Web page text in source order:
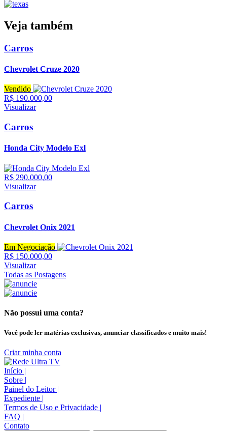
Veja também
Carros
Chevrolet Cruze 2020
Vendido
R$ 190.000,00
Visualizar
Carros
Honda City Modelo Exl
R$ 290.000,00
Visualizar
Carros
Chevrolet Onix 2021
Em Negociação
R$ 150.000,00
Visualizar
Todas as Postagens
Não possui uma conta?
Você pode ler matérias exclusivas, anunciar classificados e muito mais!
Criar minha conta
Início |
Sobre |
Painel do Leitor |
Expediente |
Termos de Uso e Privacidade |
FAQ |
Contato